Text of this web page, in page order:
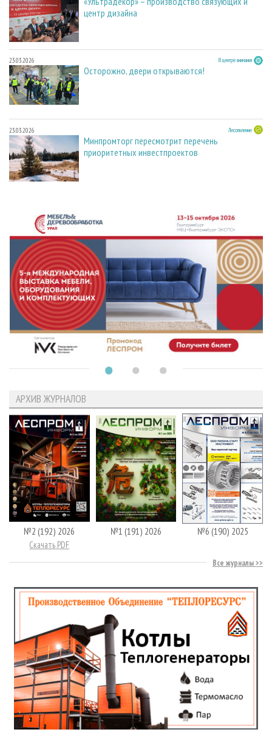
центр дизайна
23.03.2026 В центре внимания
Осторожно, двери открываются!
23.03.2026 Лесопиление
Минпромторг пересмотрит перечень
приоритетных инвестпроектов
АРХИВ ЖУРНАЛОВ
№2 (192) 2026
Скачать PDF
№1 (191) 2026 №6 (190) 2025
Все журналы